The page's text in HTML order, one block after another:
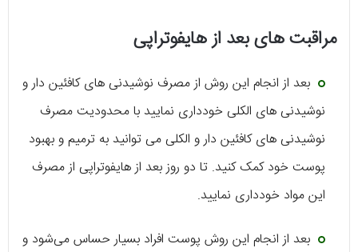
مراقبت های بعد از هایفوتراپی
بعد از انجام این روش از مصرف نوشیدنی های کافئین دار و
نوشیدنی های الکلی خودداری نمایید با محدودیت مصرف
نوشیدنی های کافئین دار و الکلی می توانید به ترمیم و بهبود
پوست خود کمک کنید. تا دو روز بعد از هایفوتراپی از مصرف
این مواد خودداری نمایید.
بعد از انجام این روش پوست افراد بسیار حساس می‌شود و